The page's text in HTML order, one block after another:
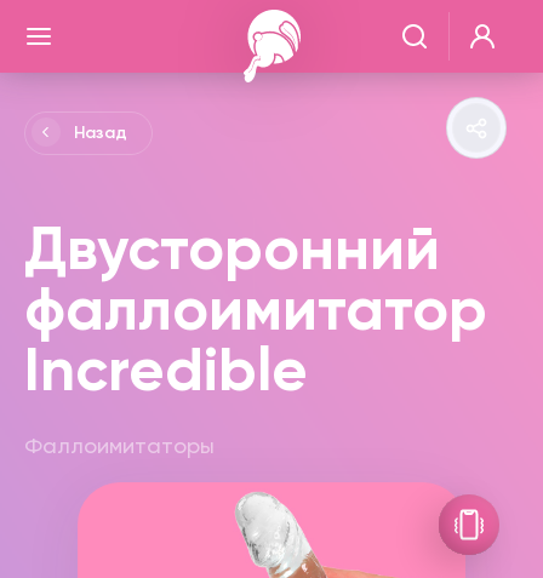
Назад
Двусторонний
фаллоимитатор
Incredible
Фаллоимитаторы